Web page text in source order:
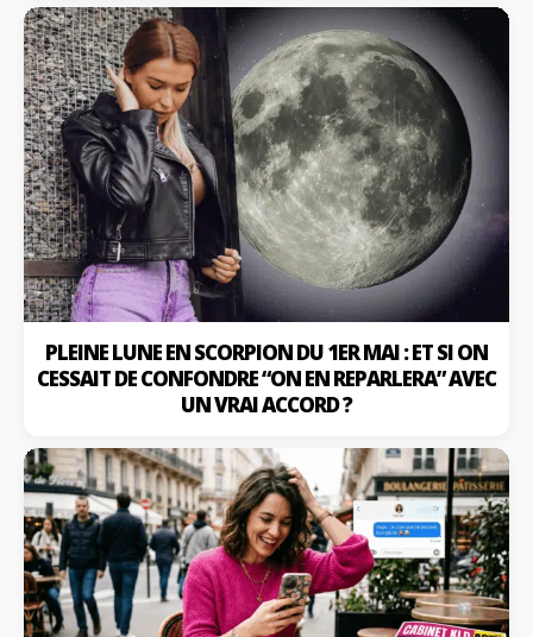
PLEINE LUNE EN SCORPION DU 1ER MAI : ET SI ON
CESSAIT DE CONFONDRE “ON EN REPARLERA” AVEC
UN VRAI ACCORD ?